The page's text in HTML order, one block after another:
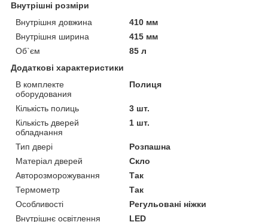
Внутрішні розміри
Внутрішня довжина
410 мм
Внутрішня ширина
415 мм
Об`єм
85 л
Додаткові характеристики
В комплекте
оборудования
Полиця
Кількість полиць
3 шт.
Кількість дверей
обладнання
1 шт.
Тип двері
Розпашна
Матеріал дверей
Скло
Авторозморожування
Так
Термометр
Так
Особливості
Регульовані ніжки
Внутрішнє освітлення
LED